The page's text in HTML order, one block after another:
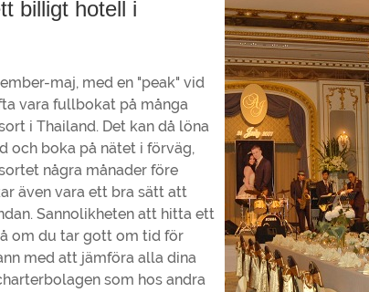
billigt hotell i
maj, med en "peak" vid
vara fullbokat på många
i Thailand. Det kan då löna
och boka på nätet i förväg,
några månader före
även vara ett bra sätt att
Sannolikheten att hitta ett
om du tar gott om tid för
med att jämföra alla dina
som hos andra